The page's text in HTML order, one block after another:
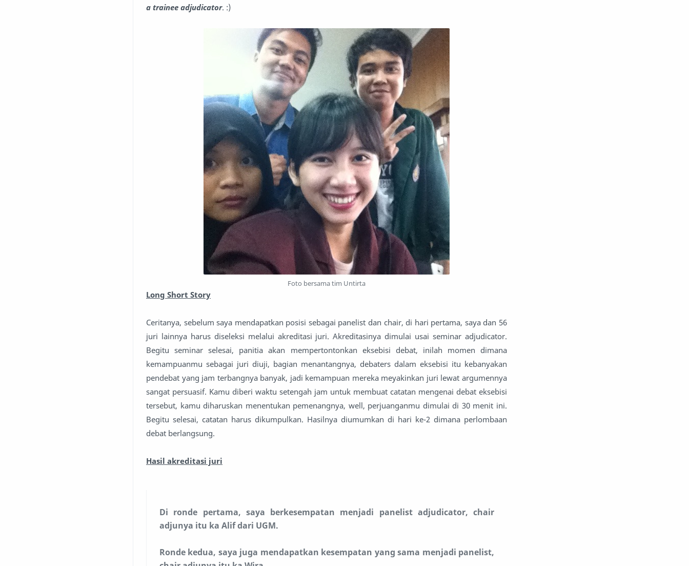
a trainee adjudicator. :)
Foto bersama tim Untirta
Long Short Story
Ceritanya, sebelum saya mendapatkan posisi sebagai panelist dan chair, di hari pertama, saya dan 56
juri lainnya harus diseleksi melalui akreditasi juri. Akreditasinya dimulai usai seminar adjudicator.
Begitu seminar selesai, panitia akan mempertontonkan eksebisi debat, inilah momen dimana
kemampuanmu sebagai juri diuji, bagian menantangnya, debaters dalam eksebisi itu kebanyakan
pendebat yang jam terbangnya banyak, jadi kemampuan mereka meyakinkan juri lewat argumennya
sangat persuasif. Kamu diberi waktu setengah jam untuk membuat catatan mengenai debat eksebisi
tersebut, kamu diharuskan menentukan pemenangnya, well, perjuanganmu dimulai di 30 menit ini.
Begitu selesai, catatan harus dikumpulkan. Hasilnya diumumkan di hari ke-2 dimana perlombaan
debat berlangsung.
Hasil akreditasi juri
Di ronde pertama, saya berkesempatan menjadi panelist adjudicator, chair
adjunya itu ka Alif dari UGM.
Ronde kedua, saya juga mendapatkan kesempatan yang sama menjadi panelist,